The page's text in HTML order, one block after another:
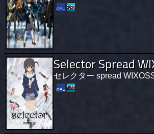
Selector Spread
セレクター spread